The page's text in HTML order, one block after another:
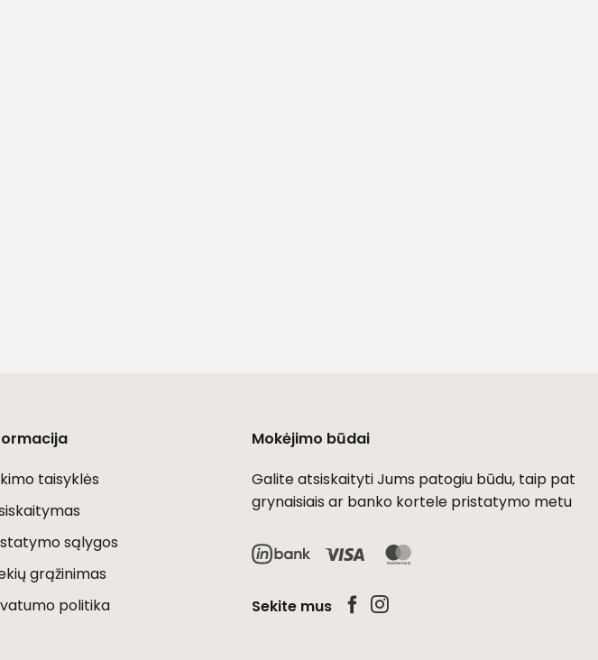
taisyklės
sąlygos
grąžinimas
politika
Mokėjimo būdai
Galite atsiskaityti Jums patogiu būdu, taip pat
grynaisiais ar banko kortele pristatymo metu
Visa
Sekite mus